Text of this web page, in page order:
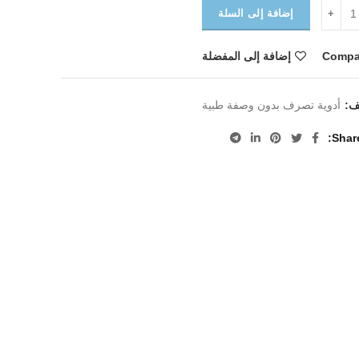
إضافة إلى السلة
إضافة إلى المفضلة
أدوية تصرف بدون وصفة طبية